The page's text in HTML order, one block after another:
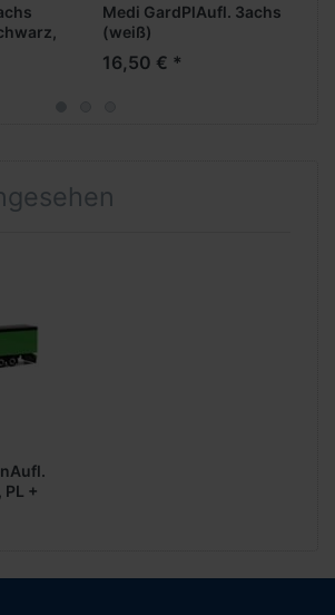
Medi GardPlAufl. 3achs
(weiß)
16,50 € *
+